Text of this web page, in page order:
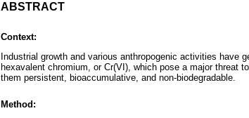
ABSTRACT
Context:
Industrial growth and various anthropogenic activities have
hexavalent chromium, or Cr(VI), which pose a major threat
them persistent, bioaccumulative, and non-biodegradable.
Method: